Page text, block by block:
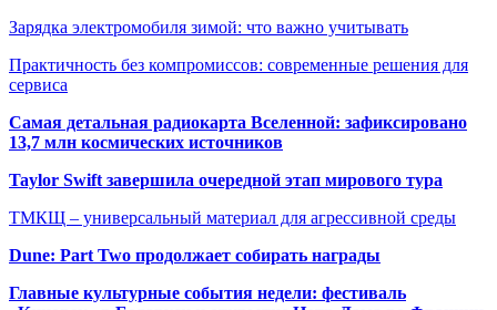
Зарядка электромобиля зимой: что важно учитывать
Практичность без компромиссов: современные решения для
сервиса
Самая детальная радиокарта Вселенной: зафиксировано
13,7 млн космических источников
Taylor Swift завершила очередной этап мирового тура
ТМКЩ – универсальный материал для агрессивной среды
Dune: Part Two продолжает собирать награды
Главные культурные события недели: фестиваль